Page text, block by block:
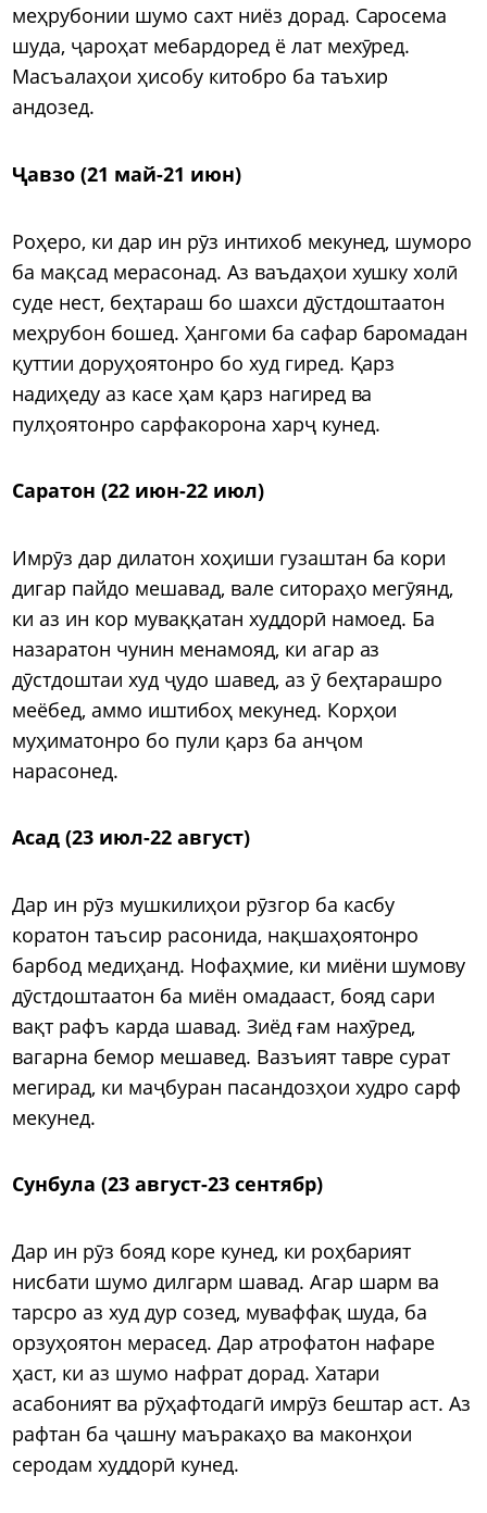
меҳрубонии шумо сахт ниёз дорад. Саросема
шуда, ҷароҳат мебардоред ё лат мехӯред.
Масъалаҳои ҳисобу китобро ба таъхир
андозед.
Ҷавзо (21 май-21 июн)
Роҳеро, ки дар ин рӯз интихоб мекунед, шуморо
ба мақсад мерасонад. Аз ваъдаҳои хушку холӣ
суде нест, беҳтараш бо шахси дӯстдоштаатон
меҳрубон бошед. Ҳангоми ба сафар баромадан
қуттии доруҳоятонро бо худ гиред. Қарз
надиҳеду аз касе ҳам қарз нагиред ва
пулҳоятонро сарфакорона харҷ кунед.
Саратон (22 июн-22 июл)
Имрӯз дар дилатон хоҳиши гузаштан ба кори
дигар пайдо мешавад, вале ситораҳо мегӯянд,
ки аз ин кор муваққатан худдорӣ намоед. Ба
назаратон чунин менамояд, ки агар аз
дӯстдоштаи худ ҷудо шавед, аз ӯ беҳтарашро
меёбед, аммо иштибоҳ мекунед. Корҳои
муҳиматонро бо пули қарз ба анҷом
нарасонед.
Асад (23 июл-22 август)
Дар ин рӯз мушкилиҳои рӯзгор ба касбу
коратон таъсир расонида, нақшаҳоятонро
барбод медиҳанд. Нофаҳмие, ки миёни шумову
дӯстдоштаатон ба миён омадааст, бояд сари
вақт рафъ карда шавад. Зиёд ғам нахӯред,
вагарна бемор мешавед. Вазъият тавре сурат
мегирад, ки маҷбуран пасандозҳои худро сарф
мекунед.
Сунбула (23 август-23 сентябр)
Дар ин рӯз бояд коре кунед, ки роҳбарият
нисбати шумо дилгарм шавад. Агар шарм ва
тарсро аз худ дур созед, муваффақ шуда, ба
орзуҳоятон мерасед. Дар атрофатон нафаре
ҳаст, ки аз шумо нафрат дорад. Хатари
асабоният ва рӯҳафтодагӣ имрӯз бештар аст. Аз
рафтан ба ҷашну маъракаҳо ва маконҳои
серодам худдорӣ кунед.